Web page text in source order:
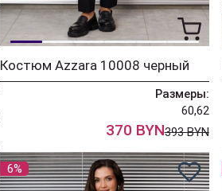
Костюм Azzara 10008 черный
Размеры:
60,62
370 BYN393 BYN
6%